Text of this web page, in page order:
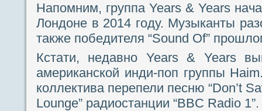
Напомним, группа Years & Years
Лондоне в 2014 году. Музыканты
также победителя “Sound Of”
Кстати, недавно Years & Years
американской инди-поп группы
коллектива перепели песню “Don’t
Lounge” радиостанции “BBC Radio 1”.